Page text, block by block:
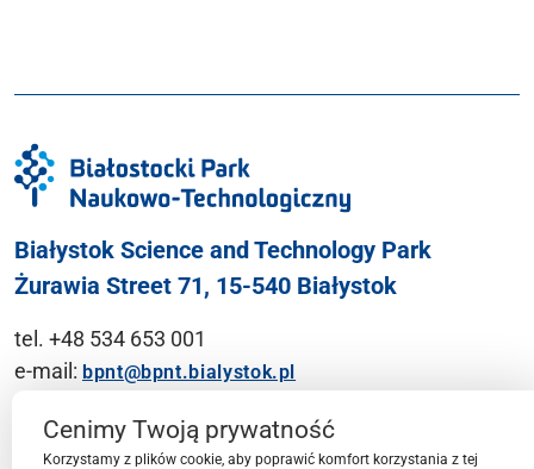
Białystok Science and Technology Park
Żurawia Street 71, 15-540 Białystok
tel. +48 534 653 001
e-mail: bpnt@bpnt.bialystok.pl
Contact
Cenimy Twoją prywatność
Korzystamy z plików cookie, aby poprawić komfort korzystania z tej